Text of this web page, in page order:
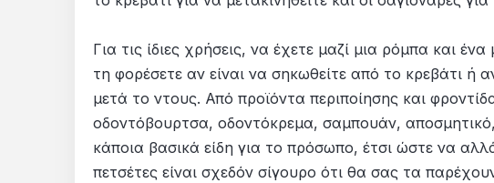
Για τις ίδιες χρήσεις, να έχετε μαζί μια ρόμπα και
τη φορέσετε αν είναι να σηκωθείτε από το κρεβάτι ή
μετά το ντους. Από προϊόντα περιποίησης και
οδοντόβουρτσα, οδοντόκρεμα, σαμπουάν,
κάποια βασικά είδη για το πρόσωπο, έτσι ώστε να
πετσέτες είναι σχεδόν σίγουρο ότι θα σας τα